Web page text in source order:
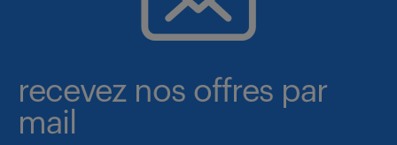
recevez nos offres par
mail